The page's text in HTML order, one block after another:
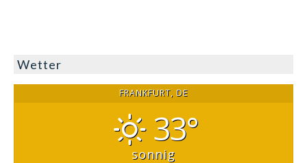
Wetter
FRANKFURT, DE
33°
sonnig